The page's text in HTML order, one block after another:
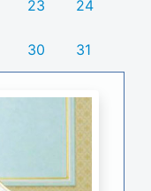
23 24
30 31